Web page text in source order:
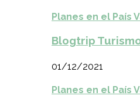
Planes en el País
Blogtrip
01/12/2021
Planes en el País